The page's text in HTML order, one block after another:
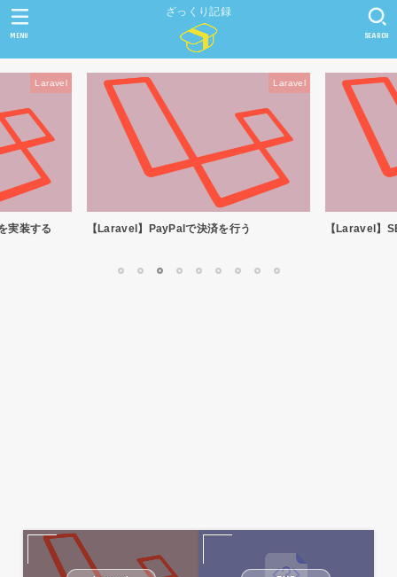
ざっくり記録
SEARCH
MENU
Laravel
実装する
Laravel
【Laravel】PayPalで決済を行う 【Laravel】